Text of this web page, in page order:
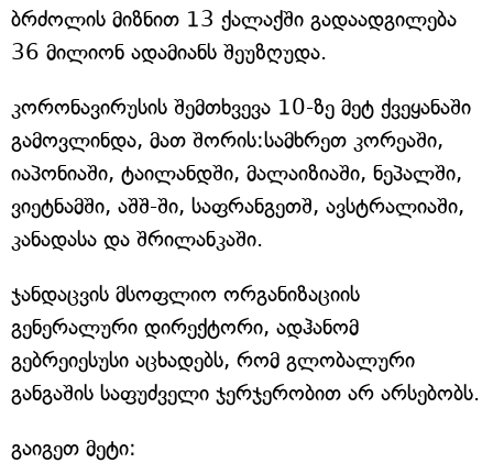
ბრძოლის მიზნით 13 ქალაქში გადაადგილება
36 მილიონ ადამიანს შეუზღუდა.
კორონავირუსის შემთხვევა 10-ზე მეტ ქვეყანაში
გამოვლინდა, მათ შორის:სამხრეთ კორეაში,
იაპონიაში, ტაილანდში, მალაიზიაში, ნეპალში,
ვიეტნამში, აშშ-ში, საფრანგეთშ, ავსტრალიაში,
კანადასა და შრილანკაში.
ჯანდაცვის მსოფლიო ორგანიზაციის
გენერალური დირექტორი, ადჰანომ
გებრეიესუსი აცხადებს, რომ გლობალური
განგაშის საფუძველი ჯერჯერობით არ არსებობს.
გაიგეთ მეტი: